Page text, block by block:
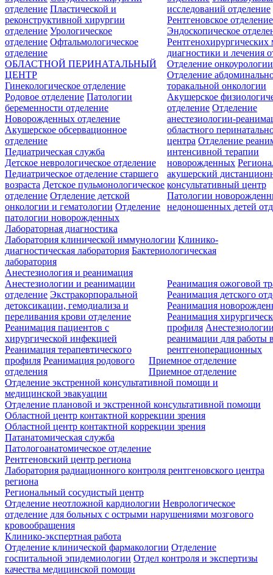
отделение Пластической и
реконструктивной хирургии
отделение Урологическое
отделение Офтальмологическое
отделение
исследований отделение
Рентгеновское отделение
Эндоскопическое
Рентгенохирургических
диагностики и лечения
Отделение онкоурологии
Отделение
торакальной онкологии
ОБЛАСТНОЙ ПЕРИНАТАЛЬНЫЙ
ЦЕНТР
Гинекологическое отделение
Родовое отделение Патологии
беременности отделение
Новорожденных отделение
Акушерское обсервационное
отделение
Акушерское
отделение Отделение
анестезиологии-
областного
центра Отделение
интенсивной терапии
новорожденных
акушерский
консультативный центр
Патологии
недоношенных детей
Педиатрическая служба
Детское неврологическое отделение
Педиатрическое отделение старшего
возраста Детское пульмонологическое
отделение Отделение детской
онкологии и гематологии Отделение
патологии новорожденных
Лабораторная диагностика
Лаборатория клинической иммунологии Клинико-
диагностическая лаборатория Бактериологическая
лаборатория
Анестезиология и реанимация
Анестезиологии и реанимации
отделение Экстракорпоральной
детоксикации, гемодиализа и
переливания крови отделение
Реанимация пациентов с
хирургической инфекцией
Реанимация терапевтического
профиля Реанимация родового
отделения
Реанимация ожоговой
Реанимация детского
Реанимация
Реанимация
профиля
реанимации для работы
рентгеноперационных
Приемное отделение
Приемное отделение
Отделение экстренной консультативной помощи и
медицинской эвакуации
Отделение плановой и экстренной консультативной помощи
Областной центр контактной коррекции зрения
Областной центр контактной коррекции зрения
Патанатомическая служба
Патологоанатомическое отделение
Рентгеновский центр региона
Лаборатория радиационного контроля рентгеновского центра
региона
Региональный сосудистый центр
Отделение неотложной кардиологии Неврологическое
отделение для больных с острыми нарушениями мозгового
кровообращения
Клинико-экспертная работа
Отделение клинической фармакологии Отделение
госпитальной эпидемиологии Отдел контроля и экспертизы
качества медицинской помощи